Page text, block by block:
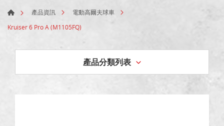
產品資訊
電動高爾夫球車
Kruiser 6 Pro A (M1105FQ)
產品分類列表